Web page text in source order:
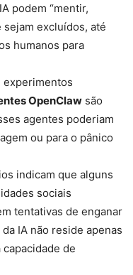
podem “mentir,
sejam excluídos, até
humanos para
experimentos
OpenClaw são
agentes poderiam
ou para o pânico
indicam que alguns
sociais
tentativas de enganar
IA ​​não reside apenas
de